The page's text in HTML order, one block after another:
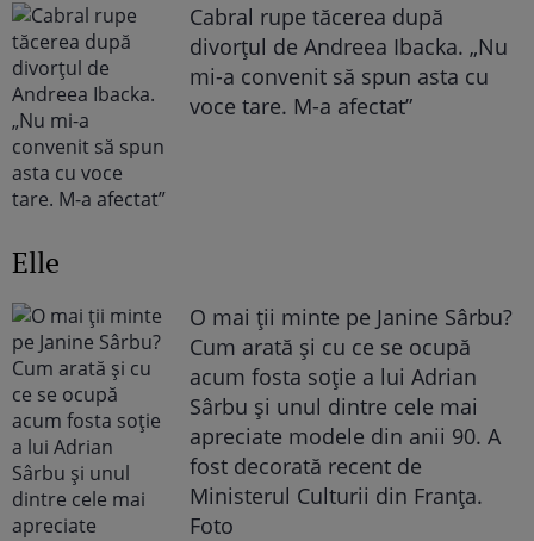
Cabral rupe tăcerea după
divorțul de Andreea Ibacka. „Nu
mi-a convenit să spun asta cu
voce tare. M-a afectat”
Elle
O mai ții minte pe Janine Sârbu?
Cum arată și cu ce se ocupă
acum fosta soție a lui Adrian
Sârbu și unul dintre cele mai
apreciate modele din anii 90. A
fost decorată recent de
Ministerul Culturii din Franța.
Foto